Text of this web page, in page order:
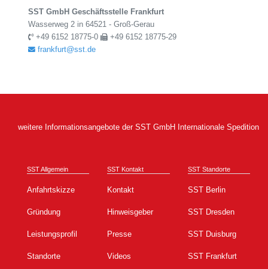
SST GmbH Geschäftsstelle Frankfurt
Wasserweg 2 in 64521 - Groß-Gerau
+49 6152 18775-0
+49 6152 18775-29
frankfurt@sst.de
weitere Informationsangebote der SST GmbH Internationale Spedition
SST Allgemein
Anfahrtskizze
Gründung
Leistungsprofil
Standorte
SST Kontakt
Kontakt
Hinweisgeber
Presse
Videos
SST Standorte
SST Berlin
SST Dresden
SST Duisburg
SST Frankfurt